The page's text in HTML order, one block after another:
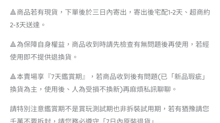
🔺商品若有現貨，下單後於三日內寄出，寄出後宅配1-2天、超商約
2-3天送達。
🔺為保障自身權益，商品收到時請先檢查有無問題後再使用，若經
使用即不提供退換貨。
🔺本賣場享『7天鑑賞期』，若商品收到後有問題(已「新品瑕疵」
換貨為主，使用後、人為受損不換新)再麻煩私訊聊聊。
請特別注意鑑賞期不是賞玩測試期也非拆裝試用期，若有猶豫請您